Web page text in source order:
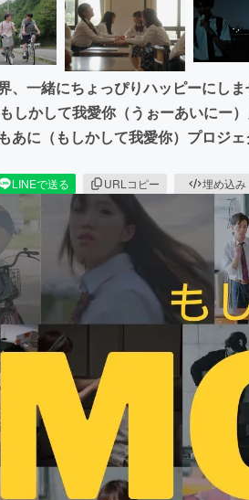
、一緒にちょっぴりハッピーにし
しかして我愛你（うぉーあいにー
あに（もしかして我愛你）プロジ
LINEで送る URLコピー 埋め込み